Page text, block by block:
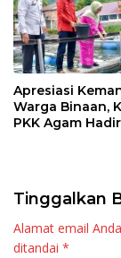
Apresiasi
Warga Binaan,
PKK Agam
Tinggalkan
Alamat email
ditandai *